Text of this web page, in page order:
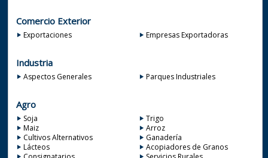
Comercio Exterior
Exportaciones Empresas Exportadoras
Industria
Aspectos Generales Parques Industriales
Agro
Soja
Trigo
Maiz
Arroz
Cultivos Alternativos
Ganadería
Lácteos
Acopiadores de Granos